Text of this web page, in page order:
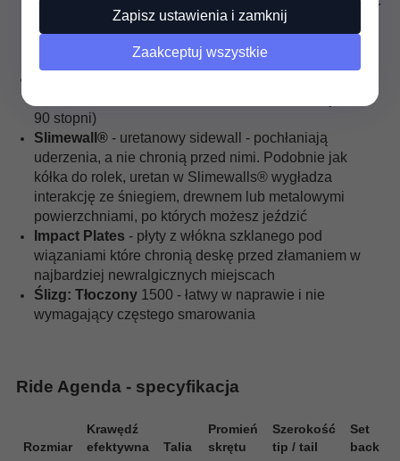
aby poprawić inicjację / wyjście z zakrętu, zapewniając
jednocześnie najlepszą możliwą
przyczepność. Unikalny projekt dla każdego modelu w
oparciu o jego kształt i styl jazdy.
szklanego w układziebiax(dwuosiowy, pod kątem 0 i
90 stopni)
Slimewall® - uretanowy sidewall - pochłaniają
uderzenia, a nie chronią przed nimi. Podobnie jak
kółka do rolek, uretan w Slimewalls® wygładza
interakcję ze śniegiem, drewnem lub metalowymi
powierzchniami, po których możesz jeździć
Impact Plates - płyty z włókna szklanego pod
wiązaniami które chronią deskę przed złamaniem w
najbardziej newralgicznych miejscach
Ślizg: Tłoczony 1500 - łatwy w naprawie i nie
wymagający częstego smarowania
Ride Agenda - specyfikacja
Rozmiar
Krawędź
efektywna
Talia
Promień
skrętu
Szerokość
tip / tail
Set
back
Zapisz ustawienia i zamknij
Zaakceptuj wszystkie